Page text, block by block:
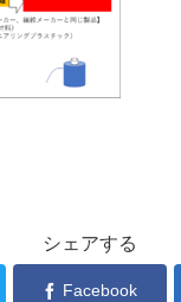
シェアする
Facebook